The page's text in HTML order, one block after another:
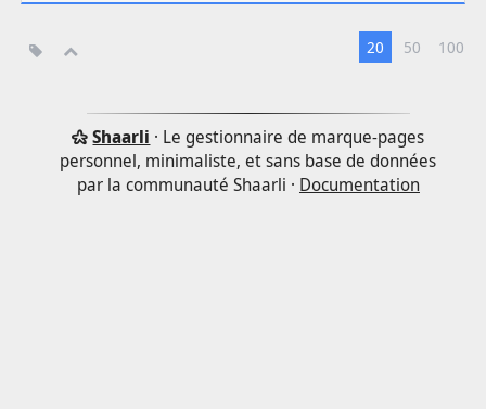
20 50 100
Shaarli · Le gestionnaire de marque-pages
personnel, minimaliste, et sans base de données
par la communauté Shaarli · Documentation